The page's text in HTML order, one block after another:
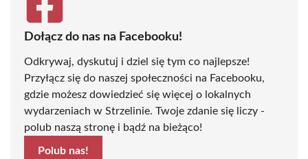
Dołącz do nas na Facebooku!
Odkrywaj, dyskutuj i dziel się tym co najlepsze!
Przyłącz się do naszej społeczności na Facebooku,
gdzie możesz dowiedzieć się więcej o lokalnych
wydarzeniach w Strzelinie. Twoje zdanie się liczy -
polub naszą stronę i bądź na bieżąco!
Polub nas!